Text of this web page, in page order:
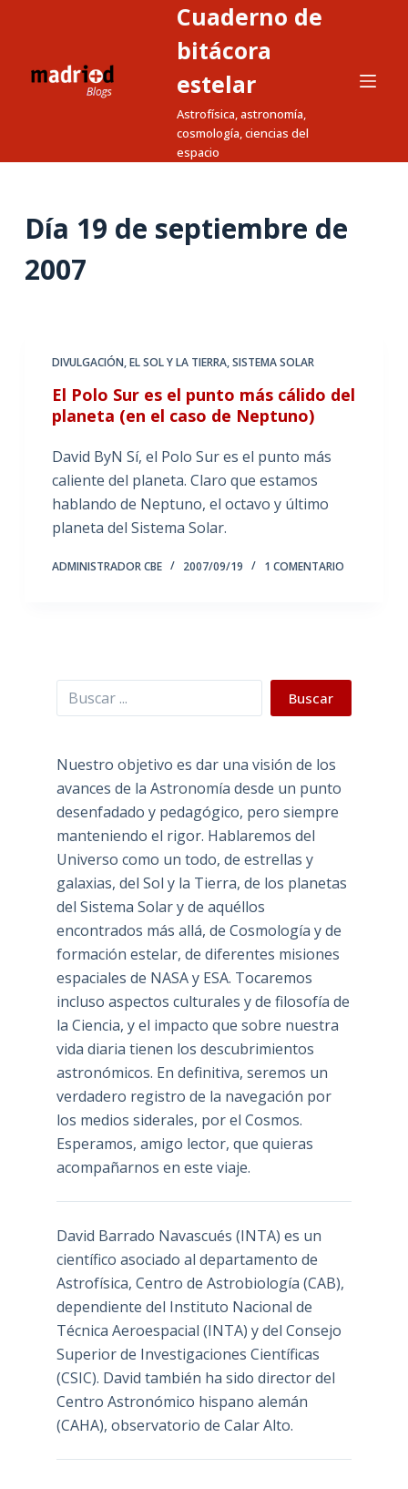
a
n
Cuaderno de
bitácora
estelar
Astrofísica, astronomía,
cosmología, ciencias del
espacio
Día 19 de septiembre de
2007
DIVULGACIÓN,EL SOL Y LA TIERRA,SISTEMA SOLAR
El Polo Sur es el punto más cálido del
planeta (en el caso de Neptuno)
David ByN Sí, el Polo Sur es el punto más
caliente del planeta. Claro que estamos
hablando de Neptuno, el octavo y último
planeta del Sistema Solar.
ADMINISTRADOR CBE 2007/09/19 1 COMENTARIO
Buscar Buscar
Nuestro objetivo es dar una visión de los
avances de la Astronomía desde un punto
desenfadado y pedagógico, pero siempre
manteniendo el rigor. Hablaremos del
Universo como un todo, de estrellas y
galaxias, del Sol y la Tierra, de los planetas
del Sistema Solar y de aquéllos
encontrados más allá, de Cosmología y de
formación estelar, de diferentes misiones
espaciales de NASA y ESA. Tocaremos
incluso aspectos culturales y de filosofía de
la Ciencia, y el impacto que sobre nuestra
vida diaria tienen los descubrimientos
astronómicos. En definitiva, seremos un
verdadero registro de la navegación por
los medios siderales, por el Cosmos.
Esperamos, amigo lector, que quieras
acompañarnos en este viaje.
David Barrado Navascués (INTA) es un
científico asociado al departamento de
Astrofísica, Centro de Astrobiología (CAB),
dependiente del Instituto Nacional de
Técnica Aeroespacial (INTA) y del Consejo
Superior de Investigaciones Científicas
(CSIC). David también ha sido director del
Centro Astronómico hispano alemán
(CAHA), observatorio de Calar Alto.